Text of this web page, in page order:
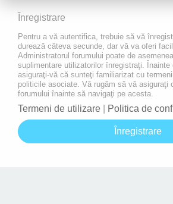
Înregistrare
Pentru a vă autentifica, trebuie să vă
durează câteva secunde, dar vă va oferi
Administratorul forumului poate de
suplimentare utilizatorilor înregistraţi. Înainte
asiguraţi-vă că sunteţi familiarizat cu
politicile asociate. Vă rugăm să vă asiguraţi
forumului înainte să navigaţi pe acesta.
Termeni de utilizare Politica de
Înregistrare